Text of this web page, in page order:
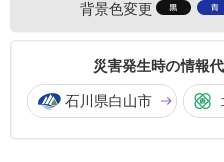
背景色変更 背
色
を
黒
色
に
背
色
を
青
色
に
災害発生時の情報
石川県白山市